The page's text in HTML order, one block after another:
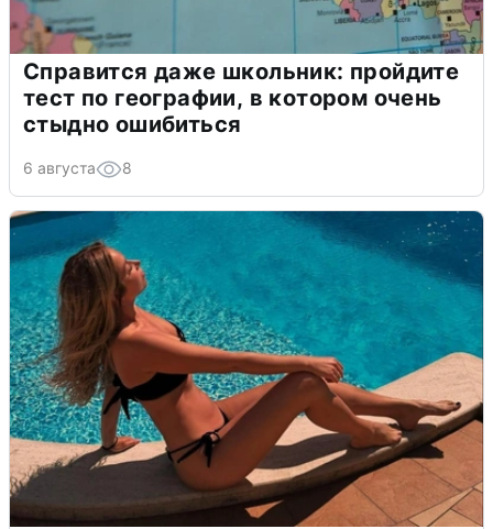
Справится даже школьник: пройдите
тест по географии, в котором очень
стыдно ошибиться
6 августа 8